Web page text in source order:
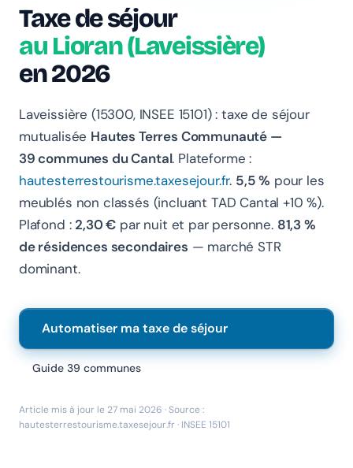
Taxe de séjour
au Lioran (Laveissière)
en 2026
Laveissière (15300, INSEE 15101) : taxe de séjour
mutualisée Hautes Terres Communauté —
39 communes du Cantal. Plateforme :
hautesterrestourisme.taxesejour.fr. 5,5 % pour les
meublés non classés (incluant TAD Cantal +10 %).
Plafond : 2,30 € par nuit et par personne. 81,3 %
de résidences secondaires — marché STR
dominant.
Automatiser ma taxe de séjour
Guide 39 communes
Article mis à jour le 27 mai 2026 · Source :
hautesterrestourisme.taxesejour.fr · INSEE 15101
En ligne · Online
Bonjour 👋 Je suis l'assistant Chanlify. Comment puis-
je vous aider ?
Hello! I'm the Chanlify assistant. How can I help?